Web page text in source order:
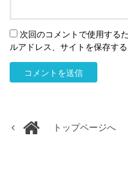
次回のコメントで使用する
ルアドレス、サイトを保存する
トップページへ